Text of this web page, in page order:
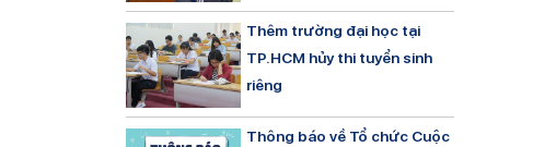
Thêm trường đại học tại
TP.HCM hủy thi tuyển sinh
riêng
Thông báo về Tổ chức Cuộc